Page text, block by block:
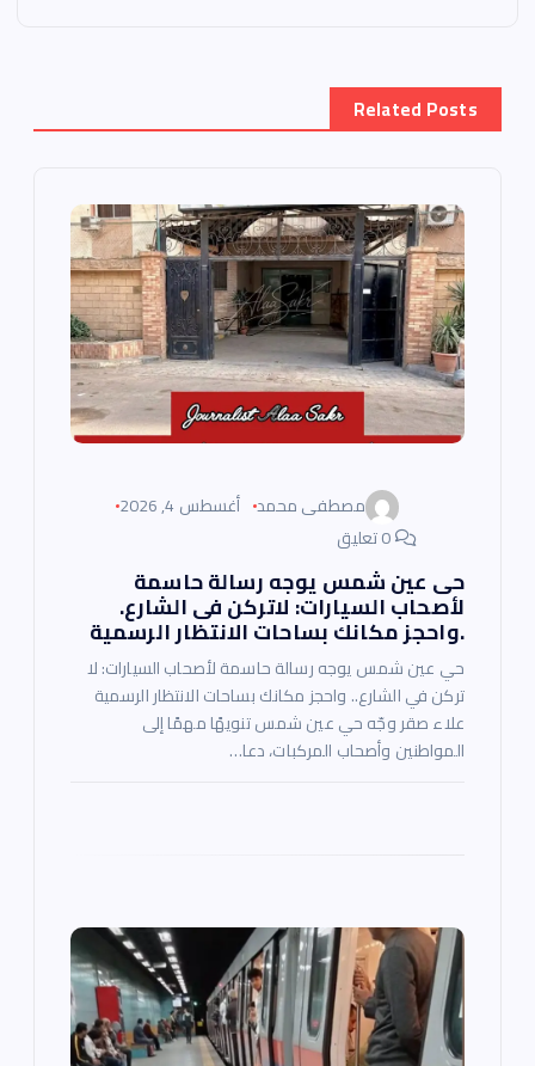
م Related Posts
مصطفى محمد أغسطس 4, 2026
حى عين شمس يوجه رسالة حاسمة
لأصحاب السيارات: لاتركن فى الشارع.
.واحجز مكانك بساحات الانتظار الرسمية
حي عين شمس يوجه رسالة حاسمة لأصحاب السيارات: لا
تركن في الشارع.. واحجز مكانك بساحات الانتظار الرسمية
علاء صقر وجّه حي عين شمس تنويهًا مهمًا إلى
المواطنين وأصحاب المركبات، دعا…